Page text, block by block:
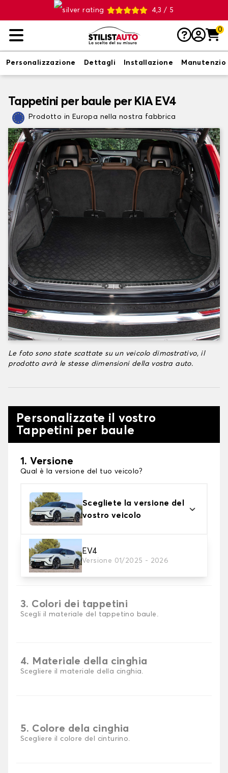
4,3 / 5
0
Personalizzazione Dettagli Installazione
Tappetini per baule per KIA EV4
Prodotto in Europa nella nostra fabbrica
Le foto sono state scattate su un veicolo dimostrativo, il
prodotto avrà le stesse dimensioni della vostra auto.
Personalizzate il vostro
Tappetini per baule
1. Versione
Qual è la versione del tuo veicolo?
Scegliete la versione del
vostro veicolo
EV4
Versione 01/2025 - 2026
2. Materiale
scegli il materiale del tappetini per baule
3. Colori dei tappetini
Scegli il materiale del tappetino baule.
4. Materiale della cinghia
Scegliere il materiale della cinghia.
5. Colore dela cinghia
Scegliere il colore del cinturino.